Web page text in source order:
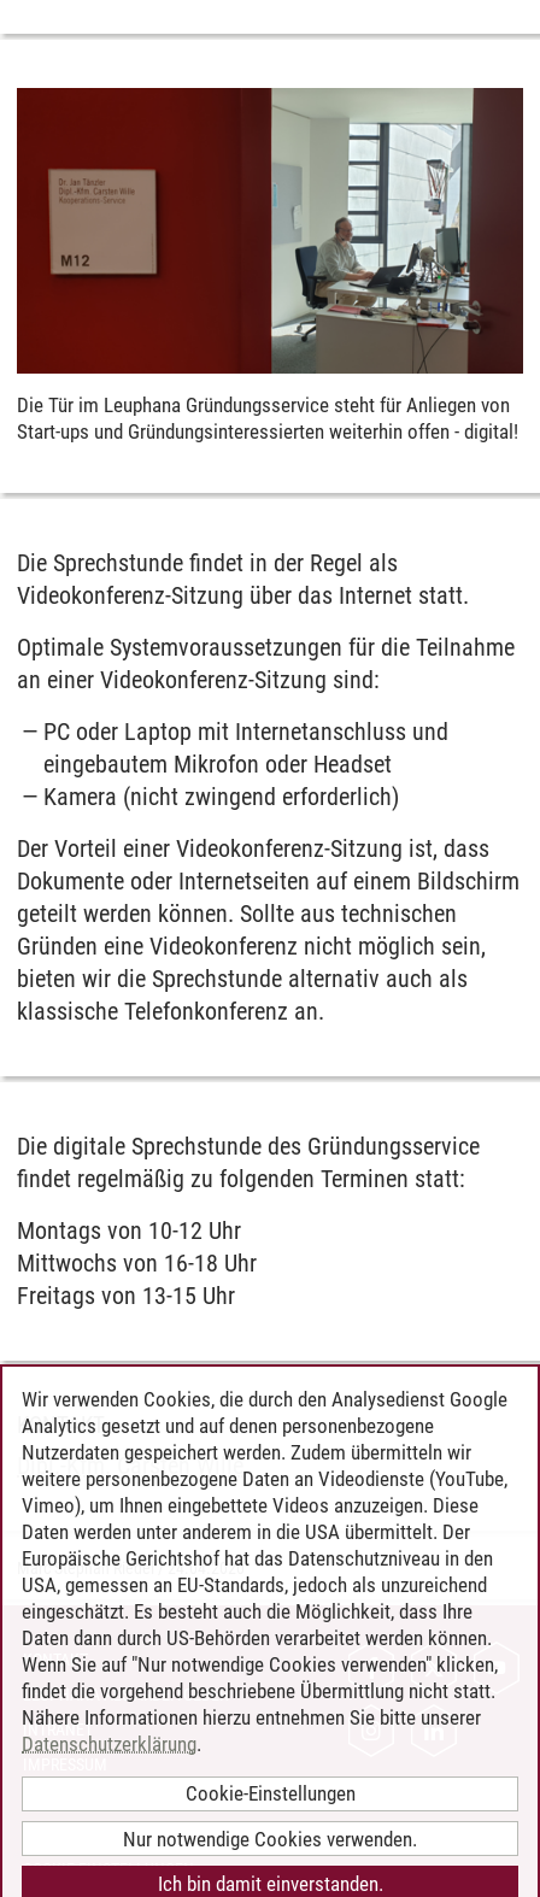
Die Tür im Leuphana Gründungsservice steht für Anliegen von
Start-ups und Gründungsinteressierten weiterhin offen - digital!
Die Sprechstunde findet in der Regel als
Videokonferenz-Sitzung über das Internet statt.
Optimale Systemvoraussetzungen für die Teilnahme
an einer Videokonferenz-Sitzung sind:
PC oder Laptop mit Internetanschluss und
eingebautem Mikrofon oder Headset
Kamera (nicht zwingend erforderlich)
Der Vorteil einer Videokonferenz-Sitzung ist, dass
Dokumente oder Internetseiten auf einem Bildschirm
geteilt werden können. Sollte aus technischen
Gründen eine Videokonferenz nicht möglich sein,
bieten wir die Sprechstunde alternativ auch als
klassische Telefonkonferenz an.
Die digitale Sprechstunde des Gründungsservice
findet regelmäßig zu folgenden Terminen statt:
Montags von 10-12 Uhr
Mittwochs von 16-18 Uhr
Freitags von 13-15 Uhr
KONTAKT
Dipl.-Kfm. Carsten Wille
Marc Stephan Riedel/24.04.2020
KONTAKT
LEUPHANA ALS ARBEITGEBER
INTRANET
BARRIEREFREIHEIT
COOKIE-EINSTELLUNGEN
Wir verwenden Cookies, die durch den Analysedienst Google
Analytics gesetzt und auf denen personenbezogene
Nutzerdaten gespeichert werden. Zudem übermitteln wir
weitere personenbezogene Daten an Videodienste (YouTube,
Vimeo), um Ihnen eingebettete Videos anzuzeigen. Diese
Daten werden unter anderem in die USA übermittelt. Der
Europäische Gerichtshof hat das Datenschutzniveau in den
USA, gemessen an EU-Standards, jedoch als unzureichend
eingeschätzt. Es besteht auch die Möglichkeit, dass Ihre
Daten dann durch US-Behörden verarbeitet werden können.
Wenn Sie auf "Nur notwendige Cookies verwenden" klicken,
findet die vorgehend beschriebene Übermittlung nicht statt.
Nähere Informationen hierzu entnehmen Sie bitte unserer
Datenschutzerklärung.
Cookie-Einstellungen
Nur notwendige Cookies verwenden.
Ich bin damit einverstanden.